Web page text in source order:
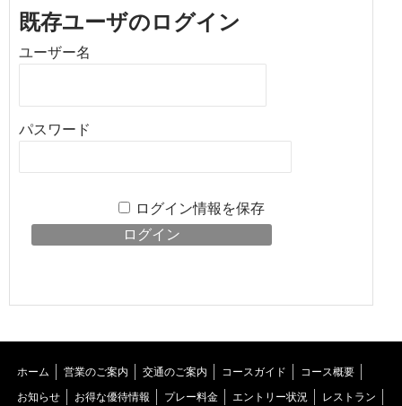
既存ユーザのログイン
ユーザー名
パスワード
ログイン情報を保存
ホーム 営業のご案内 交通のご案内 コースガイド コース概要
お知らせ お得な優待情報 プレー料金 エントリー状況 レストラン